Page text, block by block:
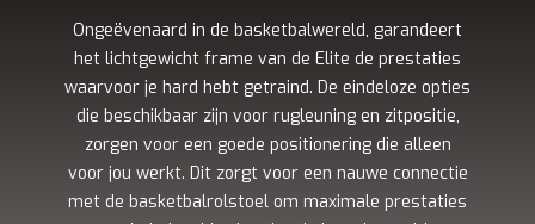
Ongeëvenaard in de basketbalwereld, garandeert
het lichtgewicht frame van de Elite de prestaties
waarvoor je hard hebt getraind. De eindeloze opties
die beschikbaar zijn voor rugleuning en zitpositie,
zorgen voor een goede positionering die alleen
voor jou werkt. Dit zorgt voor een nauwe connectie
met de basketbalrolstoel om maximale prestaties